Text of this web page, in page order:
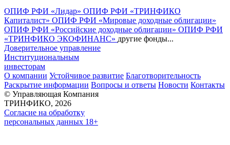
ОПИФ РФИ «Лидар» ОПИФ РФИ «ТРИНФИКО
Капиталист» ОПИФ РФИ «Мировые доходные облигации»
ОПИФ РФИ «Российские доходные облигации» ОПИФ РФИ
«ТРИНФИКО ЭКОФИНАНС» другие фонды...
Доверительное управление
Институциональным
инвесторам
О компании Устойчивое развитие Благотворительность
Раскрытие информации Вопросы и ответы Новости Контакты
© Управляющая Компания
ТРИНФИКО, 2026
Согласие на обработку
персональных данных 18+